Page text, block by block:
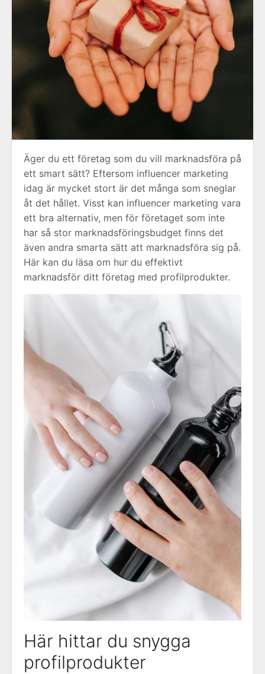
Äger du ett företag som du vill marknadsföra på
ett smart sätt? Eftersom influencer marketing
idag är mycket stort är det många som sneglar
åt det hållet. Visst kan influencer marketing vara
ett bra alternativ, men för företaget som inte
har så stor marknadsföringsbudget finns det
även andra smarta sätt att marknadsföra sig på.
Här kan du läsa om hur du effektivt
marknadsför ditt företag med profilprodukter.
Här hittar du snygga
profilprodukter